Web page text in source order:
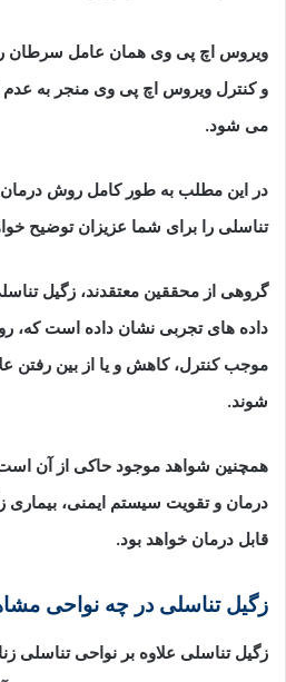
ویروس اچ پی وی همان عامل سرطان
و کنترل ویروس اچ پی وی منجر به عدم
می شود.
در این مطلب به طور کامل روش
تناسلی را برای شما عزیزان توضیح
گروهی از محققین معتقدند، زگیل
داده های تجربی نشان داده است که،
موجب کنترل، کاهش و یا از بین رفتن
شوند.
همچنین شواهد موجود حاکی از آن
درمان و تقویت سیستم ایمنی، بیماری
قابل درمان خواهد بود.
زگیل تناسلی در چه نواحی
زگیل تناسلی علاوه بر نواحی تناسلی